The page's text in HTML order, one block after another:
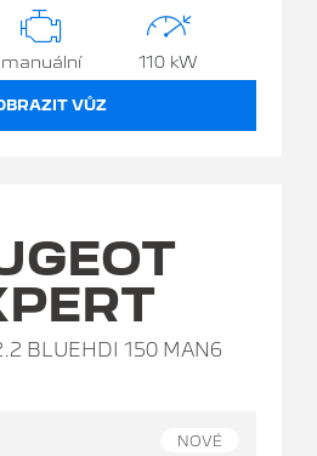
manuální 110 kW
VŮZ
BLUEHDI 150 MAN6
NOVÉ